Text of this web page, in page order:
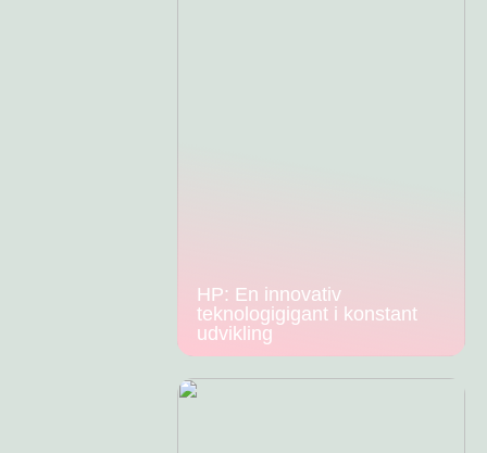
HP: En innovativ
teknologigigant i konstant
udvikling